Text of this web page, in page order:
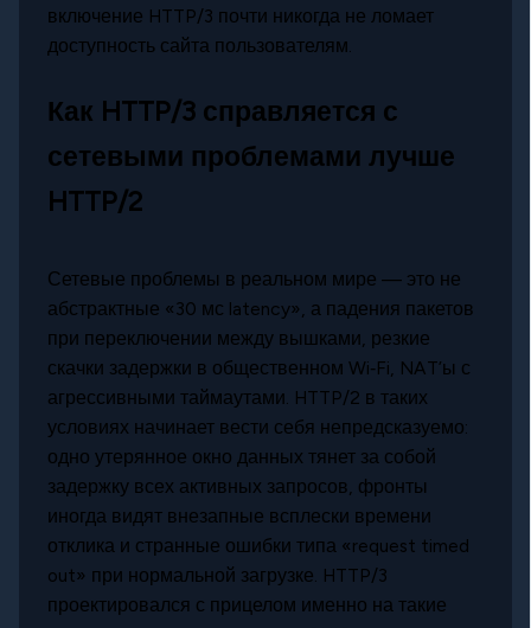
включение HTTP/3 почти никогда не ломает
доступность сайта пользователям.
Как HTTP/3 справляется с
сетевыми проблемами лучше
HTTP/2
Сетевые проблемы в реальном мире — это не
абстрактные «30 мс latency», а падения пакетов
при переключении между вышками, резкие
скачки задержки в общественном Wi‑Fi, NAT’ы с
агрессивными таймаутами. HTTP/2 в таких
условиях начинает вести себя непредсказуемо:
одно утерянное окно данных тянет за собой
задержку всех активных запросов, фронты
иногда видят внезапные всплески времени
отклика и странные ошибки типа «request timed
out» при нормальной загрузке. HTTP/3
проектировался с прицелом именно на такие